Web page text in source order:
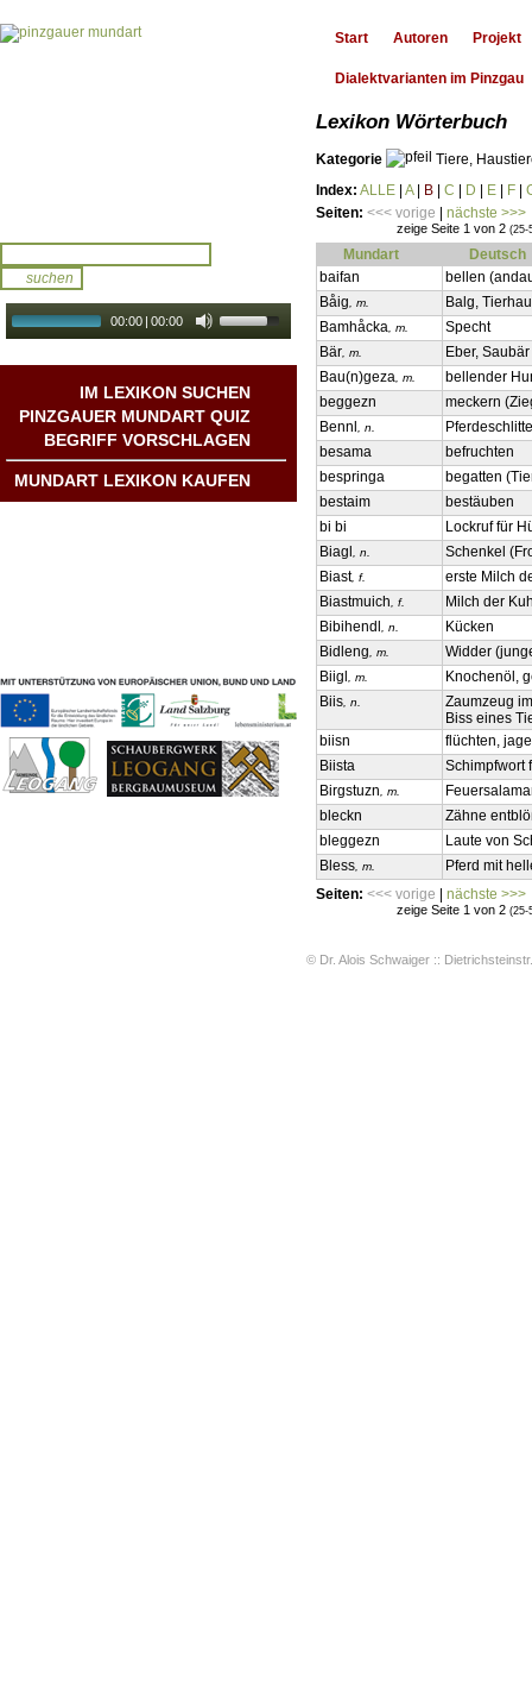
00:00 | 00:00
IM LEXIKON SUCHEN
PINZGAUER MUNDART QUIZ
BEGRIFF VORSCHLAGEN
MUNDART LEXIKON KAUFEN
Start Autoren Projekt
Dialektvarianten im Pinzgau
Lexikon Wörterbuch
Kategorie
Tiere,
Index: ALLE A| B C D E F
Seiten: <<< vorige nächste >>>
zeige Seite 1 von 2 (25-
Mundart
Deutsch
baifan
bellen
Båig , m.
Balg,
Bamhåcka , m.
Specht
Bär , m.
Eber, Saubär
Bau(n)geza , m.
bellender
beggezn
meckern
Bennl
, n.
besama
befruchten
bespringa
begatten
bestaim
bestäuben
bi bi
Lockruf für
Biagl
, n.
Schenkel
Biast, f.
erste Milch
Biastmuich , f.
Milch der
Bibihendl
, n.
Kücken
Bidleng , m.
Widder
Biigl
, m.
Knochenöl,
Biis , n.
Zaumzeug
Biss eines
biisn
flüchten,
Biista
Schimpfwort
Birgstuzn , m.
bleckn
Zähne
bleggezn
Laute von
Bless , m.
Pferd mit
Seiten: <<< vorige nächste >>>
zeige Seite 1 von 2 (25-
© Dr. Alois Schwaiger ::